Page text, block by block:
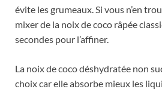
évite les grumeaux. Si vous n’en
mixer de la noix de coco râpée
secondes pour l’affiner.
La noix de coco déshydratée non
choix car elle absorbe mieux les